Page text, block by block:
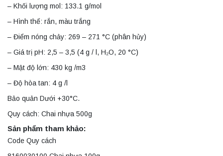
– Khối lượng mol: 133.1 g/mol
– Hình thể: rắn, màu trắng
– Điểm nóng chảy: 269 – 271 °C (phân hủy)
– Giá trị pH: 2,5 – 3,5 (4 g / l, H₂O, 20 °C)
– Mật độ lớn: 430 kg /m3
– Độ hòa tan: 4 g /l
Bảo quản Dưới +30°C.
Quy cách: Chai nhựa 500g
Sản phẩm tham khảo:
Code Quy cách